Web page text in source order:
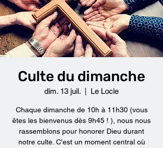
Culte du dimanche
dim. 13 juil. Le Locle
Chaque dimanche de 10h à 11h30 (vous
êtes les bienvenus dès 9h45 ! ), nous nous
rassemblons pour honorer Dieu durant
notre culte. C'est un moment central où